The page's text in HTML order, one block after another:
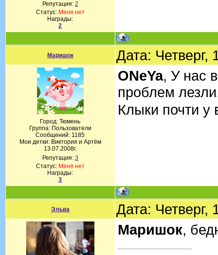
Репутация: 2
Статус: Меня нет
Награды:
2
Маришок Дата:
Город: Тюмень
Группа: Пользователи
Сообщений: 1185
Мои детки: Виктория и Артём
13.07.2008г.
Репутация: 3
Статус: Меня нет
Награды:
3
ONeYa, У нас
проблем
Клыки почти у
Эльва Дата:
Маришок,